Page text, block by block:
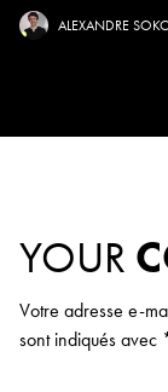
ALEXANDRE
YOUR
Votre adresse e-
sont indiqués avec